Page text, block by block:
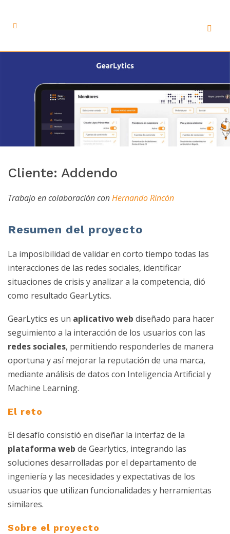
Cliente: Addendo
Trabajo en colaboración conHernando Rincón
Resumen del proyecto
La imposibilidad de validar en corto tiempo todas las
interacciones de las redes sociales, identificar
situaciones de crisis y analizar a la competencia, dió
como resultado GearLytics.
GearLytics es un aplicativo web diseñado para hacer
seguimiento a la interacción de los usuarios con las
redes sociales, permitiendo responderles de manera
oportuna y así mejorar la reputación de una marca,
mediante análisis de datos con Inteligencia Artificial y
Machine Learning.
El reto
El desafío consistió en diseñar la interfaz de la
plataforma web de Gearlytics, integrando las
soluciones desarrolladas por el departamento de
ingeniería y las necesidades y expectativas de los
usuarios que utilizan funcionalidades y herramientas
similares.
Sobre el proyecto